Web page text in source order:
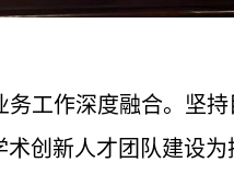
工作深度融合。坚
创新人才团队建设